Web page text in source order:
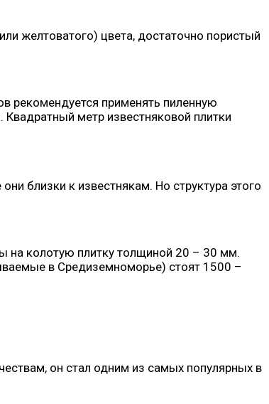
желтоватого) цвета, достаточно пористый
рекомендуется применять пиленную
метр известняковой плитки
близки к известнякам. Но структура этого
на колотую плитку толщиной 20 – 30 мм.
в Средиземноморье) стоят 1500 –
он стал одним из самых популярных в